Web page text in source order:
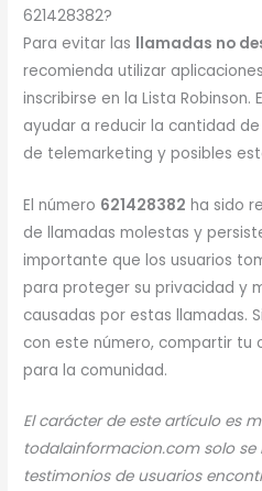
621428382?
Para evitar las llamadas no
recomienda utilizar
inscribirse en la Lista Robinson.
ayudar a reducir la cantidad
de telemarketing y posibles
El número 621428382 ha sido
de llamadas molestas y
importante que los usuarios
para proteger su privacidad y
causadas por estas llamadas.
con este número, compartir tu
para la comunidad.
El carácter de este artículo es
todalainformacion.com solo se
testimonios de usuarios